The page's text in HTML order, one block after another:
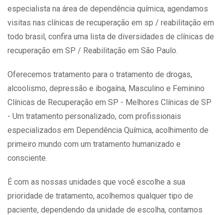
especialista na área de dependência química, agendamos
visitas nas clínicas de recuperação em sp / reabilitação em
todo brasil, confira uma lista de diversidades de clínicas de
recuperação em SP / Reabilitação em São Paulo.
Oferecemos tratamento para o tratamento de drogas,
alcoolismo, depressão e ibogaína, Masculino e Feminino
Clínicas de Recuperação em SP - Melhores Clínicas de SP
- Um tratamento personalizado, com profissionais
especializados em Dependência Química, acolhimento de
primeiro mundo com um tratamento humanizado e
consciente.
É com as nossas unidades que você escolhe a sua
prioridade de tratamento, acolhemos qualquer tipo de
paciente, dependendo da unidade de escolha, contamos